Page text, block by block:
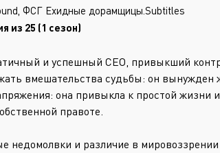
ФСГ Ехидные дорамщицы.Subtitles
из 25 (1 сезон)
и успешный CEO, привыкший
вмешательства судьбы: он
она привыкла к простой
правоте.
недомолвки и различие в